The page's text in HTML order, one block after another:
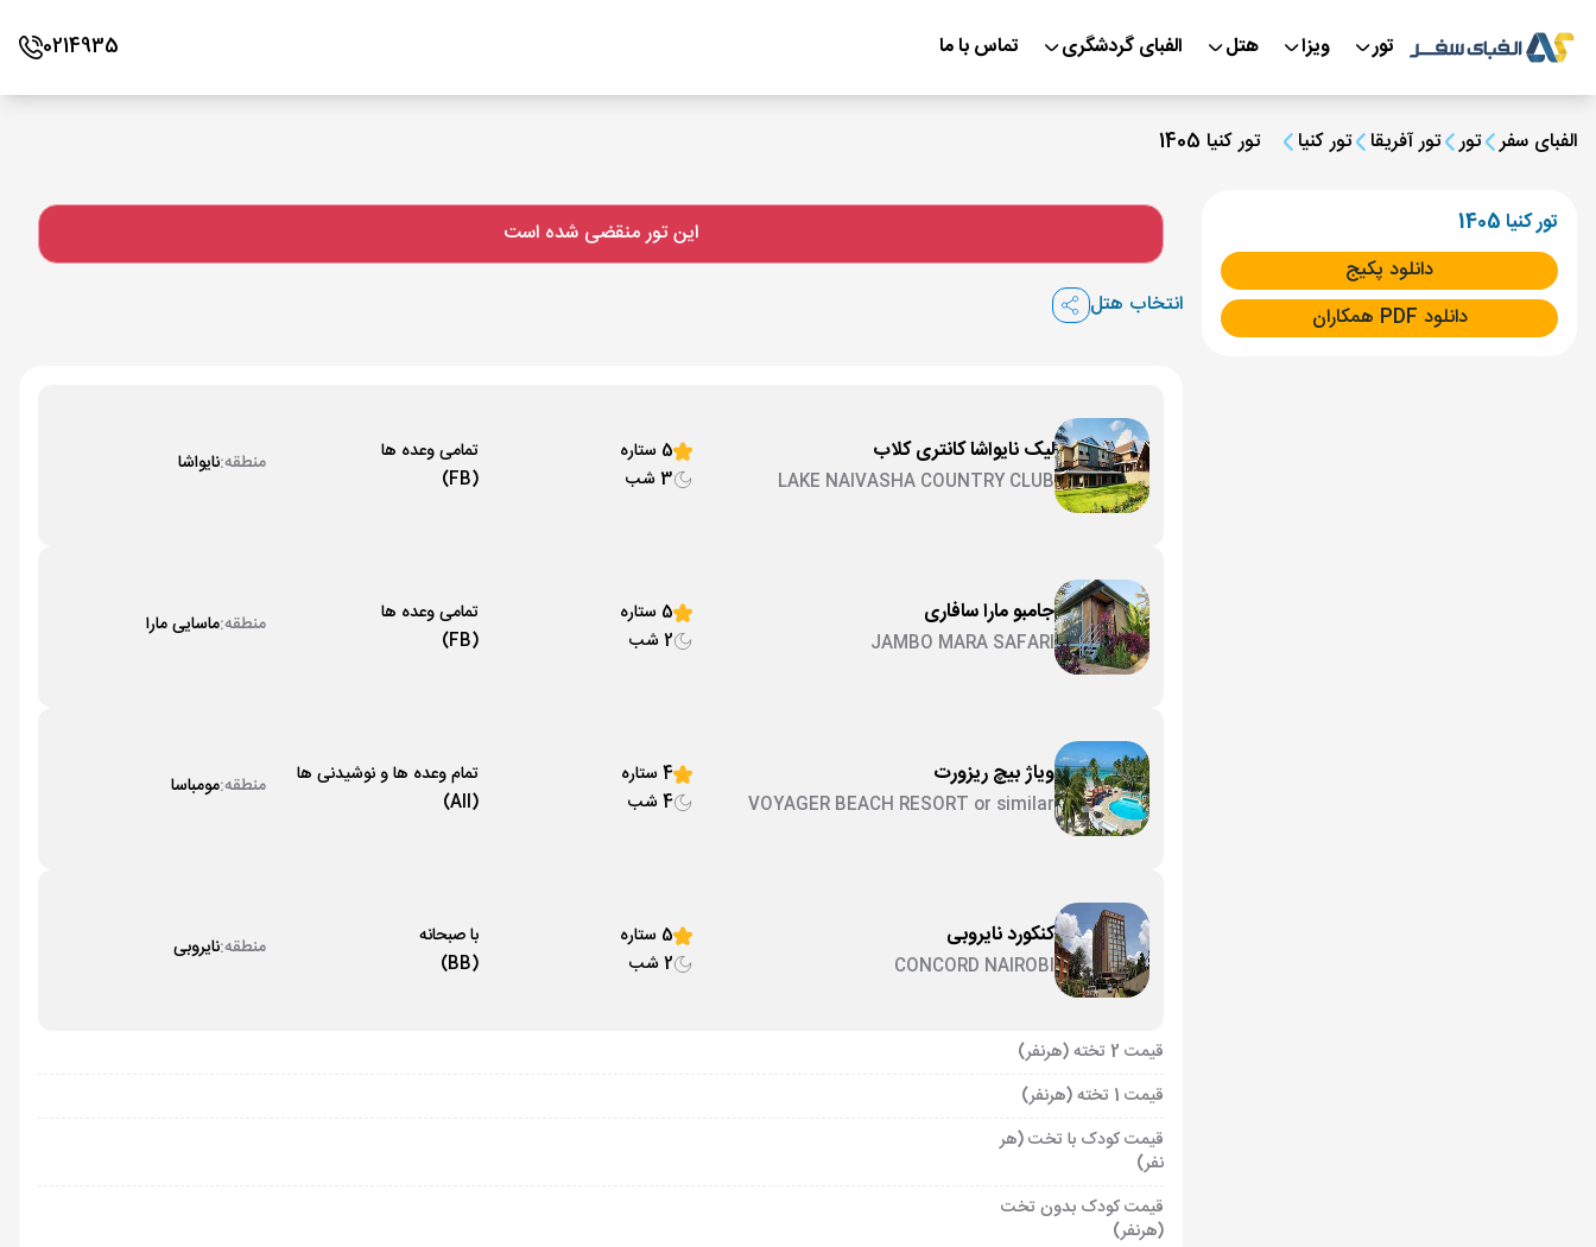
تور ویزا هتل الفبای گردشگری تماس با ما 0214935
الفبای سفر تور تور آفریقا تور کنیا تور کنیا 1405
تور کنیا 1405
دانلود پکیج
دانلود PDF همکاران
این تور منقضی شده است
انتخاب هتل
لیک نایواشا کانتری کلاب
LAKE NAIVASHA COUNTRY CLUB
5 ستاره
3 شب
تمامی وعده ها
(FB)
منطقه:نایواشا
جامبو مارا سافاری
JAMBO MARA SAFARI
5 ستاره
2 شب
تمامی وعده ها
(FB)
منطقه:ماسایی مارا
ویاژ بیچ ریزورت
VOYAGER BEACH RESORT or similar
4 ستاره
4 شب
تمام وعده ها و نوشیدنی ها
(All)
منطقه:مومباسا
کنکورد نایروبی
CONCORD NAIROBI
5 ستاره
2 شب
با صبحانه
(BB)
منطقه:نایروبی
قیمت 2 تخته (هرنفر)
قیمت 1 تخته (هرنفر)
قیمت کودک با تخت (هر
نفر)
قیمت کودک بدون تخت
(هرنفر)